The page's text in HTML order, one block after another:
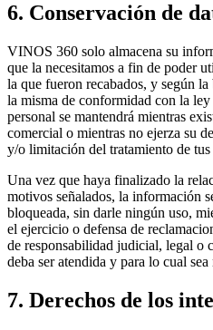
6. Conservación de
VINOS 360 solo almacena su
que la necesitamos a fin de poder
la que fueron recabados, y según
la misma de conformidad con la
personal se mantendrá mientras
comercial o mientras no ejerza su
y/o limitación del tratamiento de tus
Una vez que haya finalizado la
motivos señalados, la información
bloqueada, sin darle ningún uso,
el ejercicio o defensa de
de responsabilidad judicial, legal o
deba ser atendida y para lo cual
7. Derechos de los